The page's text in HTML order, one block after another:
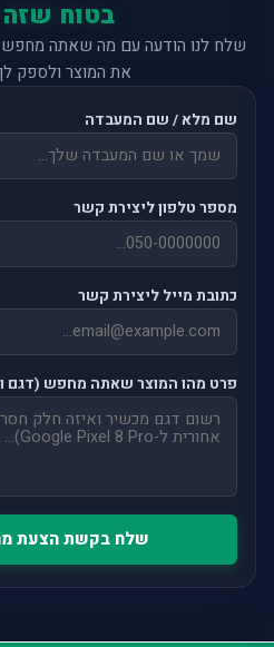
בטוח
שלח לנו הודעה עם מה שאתה מחפש
את המוצר ולספק
שם מלא / שם המעבדה
מספר טלפון ליצירת קשר
כתובת מייל ליצירת קשר
פרט מהו המוצר שאתה מחפש (דגם
שלח בקשת הצעת